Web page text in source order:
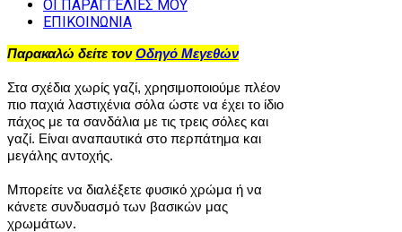
ΟΙ ΠΑΡΑΓΓΕΛΙΕΣ ΜΟΥ
ΕΠΙΚΟΙΝΩΝΙΑ
Παρακαλώ δείτε τονΟδηγό Μεγεθών
Στα σχέδια χωρίς γαζί, χρησιμοποιούμε πλέον
πιο παχιά λαστιχένια σόλα ώστε να έχει το ίδιο
πάχος με τα σανδάλια με τις τρεις σόλες και
γαζί. Είναι αναπαυτικά στο περπάτημα και
μεγάλης αντοχής.
Μπορείτε να διαλέξετε φυσικό χρώμα ή να
κάνετε συνδυασμό των βασικών μας
χρωμάτων.